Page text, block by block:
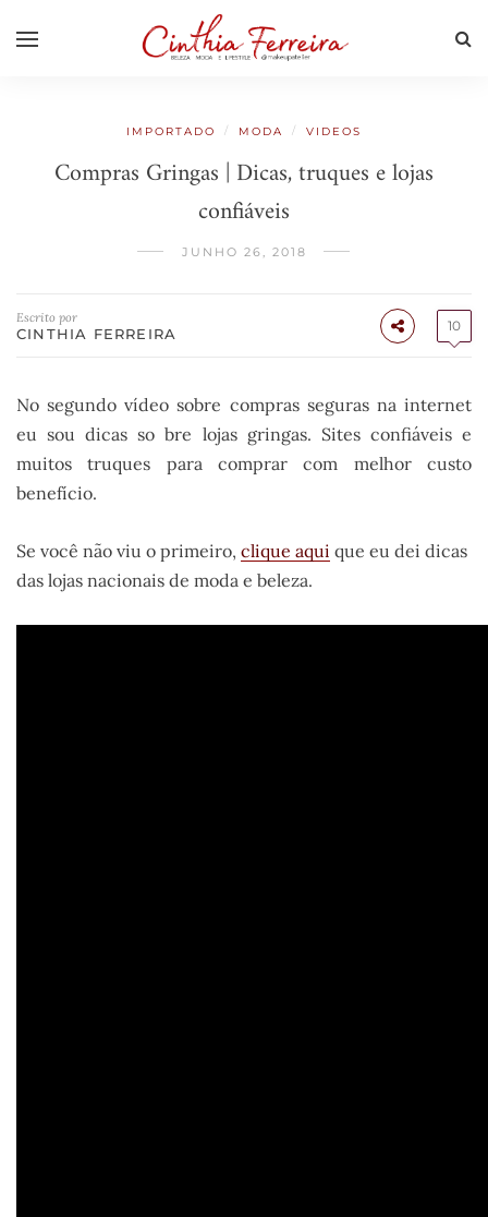
IMPORTADO / MODA / VIDEOS
Compras Gringas | Dicas, truques e lojas
confiáveis
JUNHO 26, 2018
Escrito por
CINTHIA FERREIRA 10
No segundo vídeo sobre compras seguras na internet
eu sou dicas so bre lojas gringas. Sites confiáveis e
muitos truques para comprar com melhor custo
benefício.
Se você não viu o primeiro, clique aqui que eu dei dicas
das lojas nacionais de moda e beleza.